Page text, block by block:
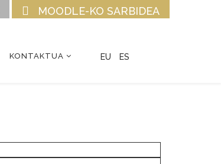
MOODLE-KO SARBIDEA
KONTAKTUA EU ES